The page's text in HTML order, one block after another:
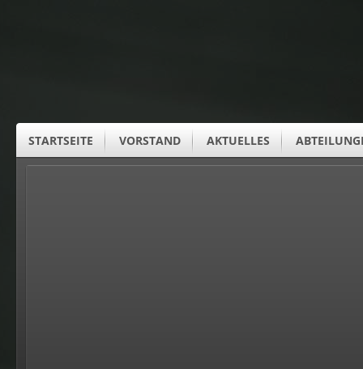
STARTSEITE VORSTAND AKTUELLES